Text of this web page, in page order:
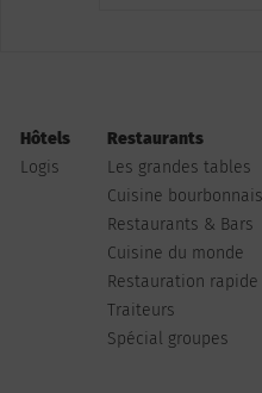
Hôtels
Logis
Restaurants
Les grandes tables
Cuisine
Restaurants & Bars
Cuisine du monde
Restauration rapide
Traiteurs
Spécial groupes